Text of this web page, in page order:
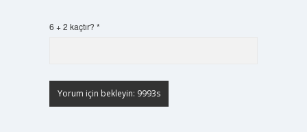
6 + 2 kaçtır? *